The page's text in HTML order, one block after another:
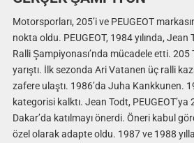
Motorsporları, 205’i ve PEUGEOT
nokta oldu. PEUGEOT, 1984 yılında,
Ralli Şampiyonası’nda mücadele etti. 205
yarıştı. İlk sezonda Ari Vatanen üç ralli
zafere ulaştı. 1986’da Juha Kankkunen.
kategorisi kalktı. Jean Todt, PEUGEOT’ya
Dakar’da katılmayı önerdi. Öneri kabul
özel olarak adapte oldu. 1987 ve 1988